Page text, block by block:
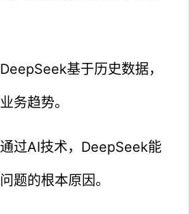
基于历史数据，
务趋势。
过AI技术，DeepSeek能
题的根本原因。